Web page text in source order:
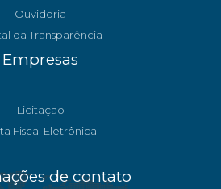
Ouvidoria
da Transparência
Empresas
Licitação
Fiscal Eletrônica
de contato